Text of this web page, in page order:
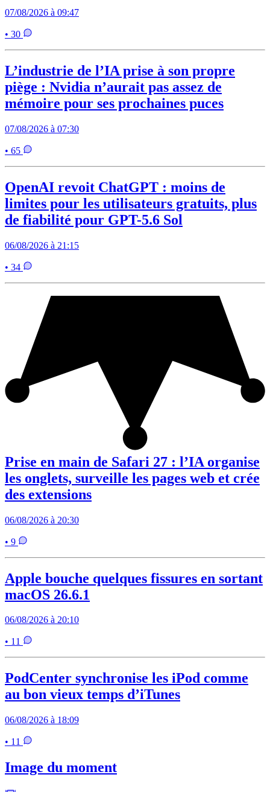
07/08/2026 à 09:47
• 30
L’industrie de l’IA prise à son propre
piège : Nvidia n’aurait pas assez de
mémoire pour ses prochaines puces
07/08/2026 à 07:30
• 65
OpenAI revoit ChatGPT : moins de
limites pour les utilisateurs gratuits, plus
de fiabilité pour GPT-5.6 Sol
06/08/2026 à 21:15
• 34
Prise en main de Safari 27 : l’IA organise
les onglets, surveille les pages web et crée
des extensions
06/08/2026 à 20:30
• 9
Apple bouche quelques fissures en sortant
macOS 26.6.1
06/08/2026 à 20:10
• 11
PodCenter synchronise les iPod comme
au bon vieux temps d’iTunes
06/08/2026 à 18:09
• 11
Image du moment